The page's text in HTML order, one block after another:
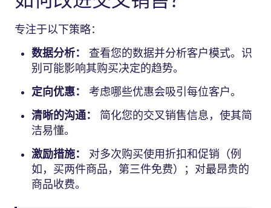
专注于以下策略：
数据分析：
查看您的数据并分析客户模式。识
别可能影响其购买决定的趋势。
定向优惠： 考虑哪些优惠会吸引每位客户。
清晰的沟通：
简化您的交叉销售信息，使其简
洁易懂。
激励措施：
对多次购买使用折扣和促销（例
如，买两件商品，第三件免费）；对最昂贵的
商品收费。